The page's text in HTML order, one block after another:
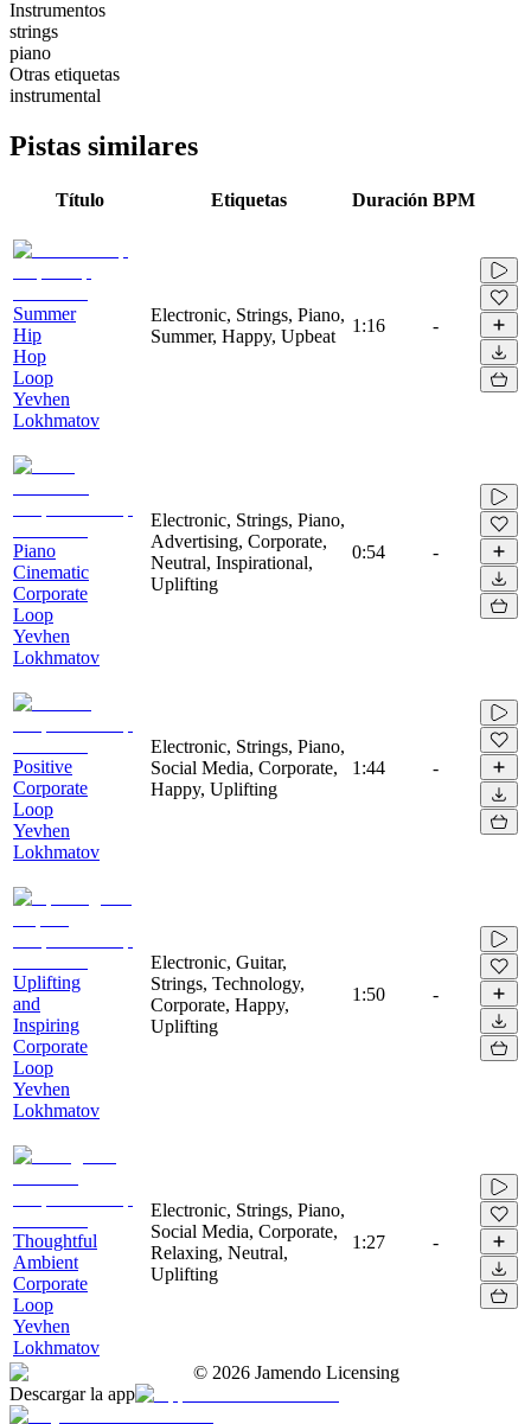
Instrumentos
strings
piano
Otras etiquetas
instrumental
Pistas similares
Título Etiquetas Duración BPM
Summer
Hip
Hop
Loop
Yevhen
Lokhmatov
Electronic, Strings, Piano,
Summer, Happy, Upbeat
1:16 -
Piano
Cinematic
Corporate
Loop
Yevhen
Lokhmatov
Electronic, Strings, Piano,
Advertising, Corporate,
Neutral, Inspirational,
Uplifting
0:54 -
Positive
Corporate
Loop
Yevhen
Lokhmatov
Electronic, Strings, Piano,
Social Media, Corporate,
Happy, Uplifting
1:44 -
Uplifting
and
Inspiring
Corporate
Loop
Yevhen
Lokhmatov
Electronic, Guitar,
Strings, Technology,
Corporate, Happy,
Uplifting
1:50 -
Thoughtful
Ambient
Corporate
Loop
Yevhen
Lokhmatov
Electronic, Strings, Piano,
Social Media, Corporate,
Relaxing, Neutral,
Uplifting
1:27 -
© 2026 Jamendo Licensing
Descargar la app